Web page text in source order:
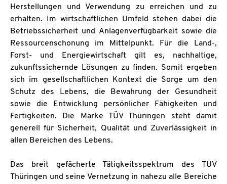
Herstellungen und Verwendung zu erreichen und zu
erhalten. Im wirtschaftlichen Umfeld stehen dabei die
Betriebssicherheit und Anlagenverfügbarkeit sowie die
Ressourcenschonung im Mittelpunkt. Für die Land-,
Forst- und Energiewirtschaft gilt es, nachhaltige,
zukunftssichernde Lösungen zu finden. Somit ergeben
sich im gesellschaftlichen Kontext die Sorge um den
Schutz des Lebens, die Bewahrung der Gesundheit
sowie die Entwicklung persönlicher Fähigkeiten und
Fertigkeiten. Die Marke TÜV Thüringen steht damit
generell für Sicherheit, Qualität und Zuverlässigkeit in
allen Bereichen des Lebens.
Das breit gefächerte Tätigkeitsspektrum des TÜV
Thüringen und seine Vernetzung in nahezu alle Bereiche